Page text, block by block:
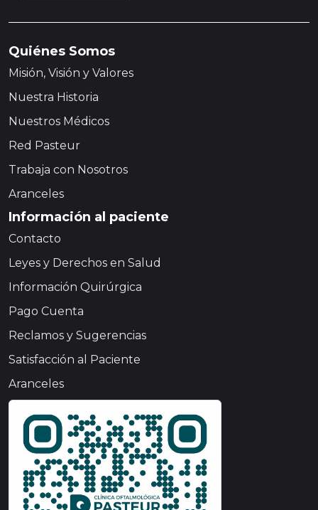
Quiénes Somos
Misión, Visión y Valores
Nuestra Historia
Nuestros Médicos
Red Pasteur
Trabaja con Nosotros
Aranceles
Información al paciente
Contacto
Leyes y Derechos en Salud
Información Quirúrgica
Pago Cuenta
Reclamos y Sugerencias
Satisfacción al Paciente
Aranceles